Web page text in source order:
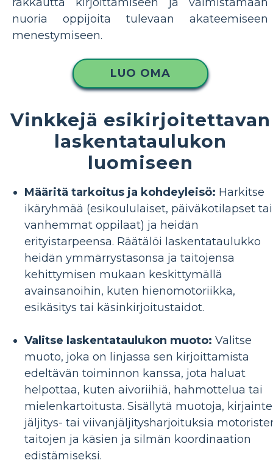
nuoria oppijoita tulevaan akateemiseen
menestymiseen.
LUO OMA
Vinkkejä esikirjoitettavan
laskentataulukon
luomiseen
Määritä tarkoitus ja kohdeyleisö: Harkitse
ikäryhmää (esikoululaiset, päiväkotilapset tai
vanhemmat oppilaat) ja heidän
erityistarpeensa. Räätälöi laskentataulukko
heidän ymmärrystasonsa ja taitojensa
kehittymisen mukaan keskittymällä
avainsanoihin, kuten hienomotoriikka,
esikäsitys tai käsinkirjoitustaidot.
Valitse laskentataulukon muoto: Valitse
muoto, joka on linjassa sen kirjoittamista
edeltävän toiminnon kanssa, jota haluat
helpottaa, kuten aivoriihiä, hahmottelua tai
mielenkartoitusta. Sisällytä muotoja,
jäljitys- tai viivanjäljitysharjoituksia
taitojen ja käsien ja silmän koordinaation
edistämiseksi.